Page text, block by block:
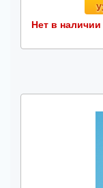
Нет в наличии